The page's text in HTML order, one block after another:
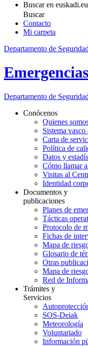
Buscar en
Buscar
Contacto
Mi carpeta
Departamento de Seguridad
Departamento de Seguridad
Conócenos
Quienes
Sistema
Carta de
Política de
Datos y
Cómo llamar
Visitas al
Identidad
Documentos y
publicaciones
Planes de
Tácticas
Protocolo de
Fichas de
Mapa de
Glosario de
Otras
Mapa de
Red de
Trámites y
Servicios
SOS-Deiak
Meteorología
Voluntariado
Información